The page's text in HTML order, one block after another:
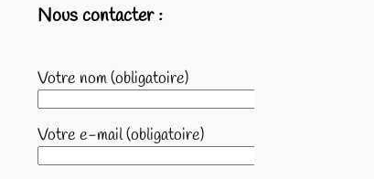
Nous contacter :
Votre nom (obligatoire)
Votre e-mail (obligatoire)